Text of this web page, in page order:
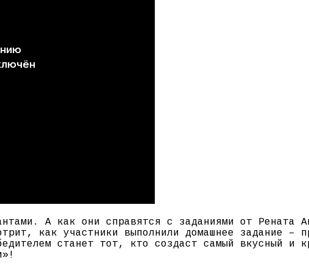
А как они справятся с заданиями от Рената
как участники выполнили домашнее задание –
станет тот, кто создаст самый вкусный и